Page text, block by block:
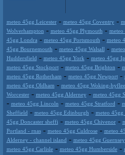
meteo 45gg Leicester- meteo 45gg Coventry -
Wolverhampton - meteo 45gg Plymouth -
45gg Londra - meteo 45gg Portsmouth - meteo
45gg Bournemouth - meteo 45gg Walsall -
Huddersfield - meteo 45gg York - meteo 45gg
meteo 45gg Stockport- meteo 45gg Brighton -
meteo 45gg Rotherham - meteo 45gg Newport-
meteo 45gg Oldham - meteo 45gg Woking-
Worcester- meteo 45gg Alderney - meteo 45gg
- meteo 45gg Lincoln - meteo 45gg Stratford -
Sheffield - meteo 45gg Edinburgh - meteo 45gg
45gg Doncaster sheffi - meteo 45gg Chivenor-
Portland - rnas- meteo 45gg Culdrose- meteo
Alderney - channel island - meteo 45gg Guernsey
meteo 45gg Carlisle- meteo 45gg Humberside-